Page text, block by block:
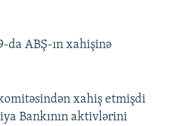
da ABŞ-ın xahişinə
xahiş etmişdi
Bankının aktivlərini